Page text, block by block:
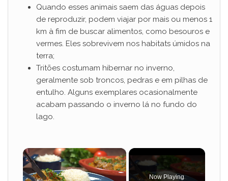
Quando esses animais saem das águas depois
de reproduzir, podem viajar por mais ou menos 1
km à fim de buscar alimentos, como besouros e
vermes. Eles sobrevivem nos habitats úmidos na
terra;
Tritões costumam hibernar no inverno,
geralmente sob troncos, pedras e em pilhas de
entulho. Alguns exemplares ocasionalmente
acabam passando o inverno lá no fundo do
lago.
×
Now Playing